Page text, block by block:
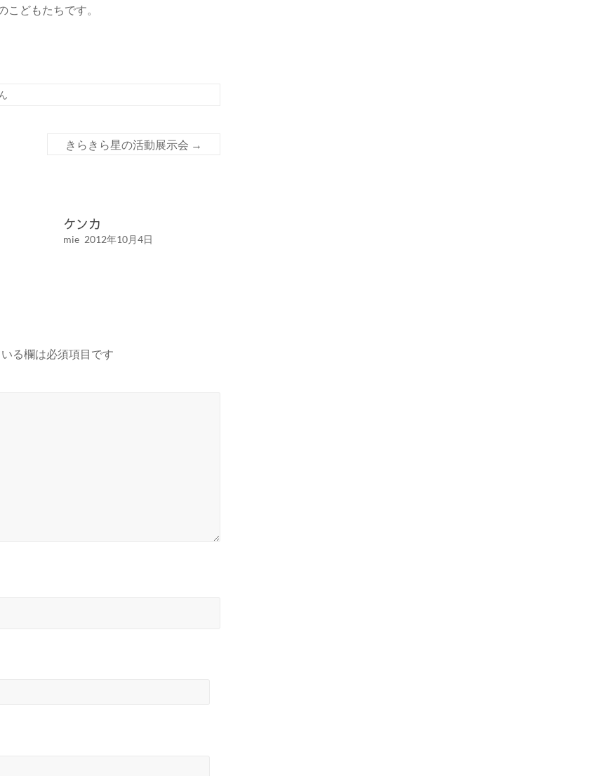
どもたちです。
きらきら星の活動展示会 →
ケンカ
mie 2012年10月4日
る欄は必須項目です